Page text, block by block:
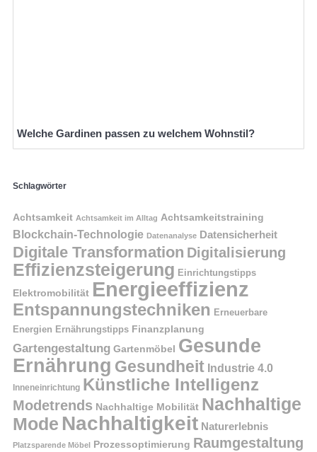
Welche Gardinen passen zu welchem Wohnstil?
Schlagwörter
Achtsamkeit Achtsamkeit im Alltag Achtsamkeitstraining
Blockchain-Technologie Datenanalyse Datensicherheit
Digitale Transformation Digitalisierung
Effizienzsteigerung Einrichtungstipps
Elektromobilität Energieeffizienz
Entspannungstechniken Erneuerbare
Energien Ernährungstipps Finanzplanung
Gartengestaltung Gartenmöbel Gesunde
Ernährung Gesundheit Industrie 4.0
Inneneinrichtung Künstliche Intelligenz
Modetrends Nachhaltige Mobilität Nachhaltige
Mode Nachhaltigkeit Naturerlebnis
Platzsparende Möbel Prozessoptimierung Raumgestaltung